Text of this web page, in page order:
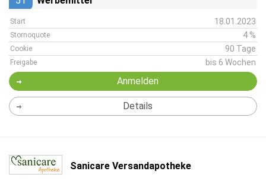
Start 18.01.2023
Stornoquote 4 %
Cookie 90 Tage
Freigabe bis 6 Wochen
Anmelden
Details
Sanicare Versandapotheke